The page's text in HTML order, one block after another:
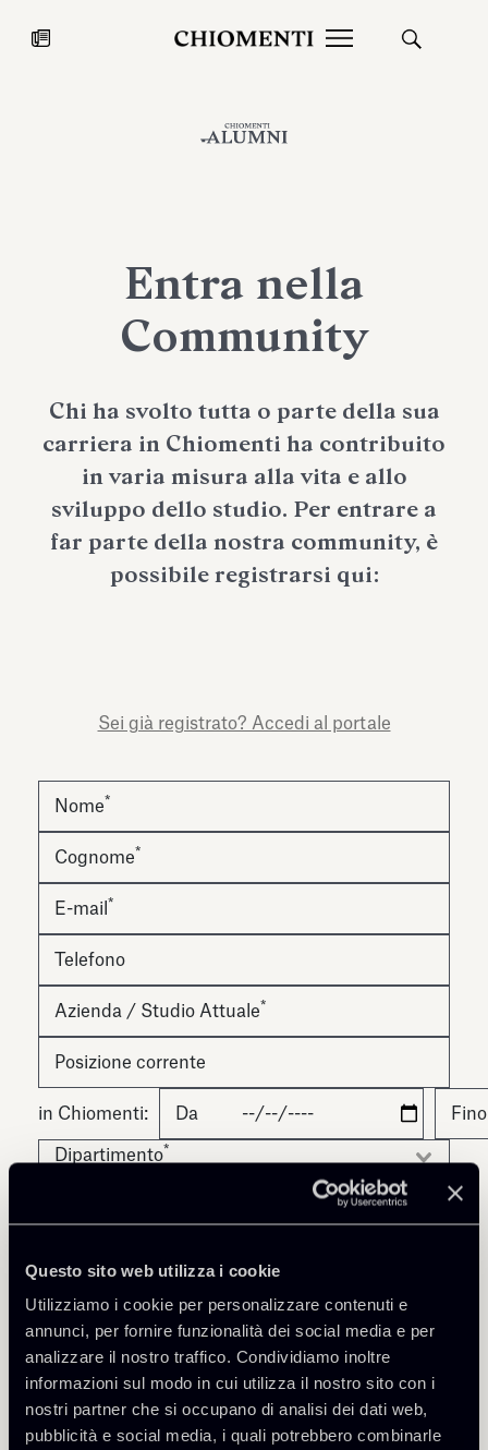
Questo sito web utilizza i cookie
Utilizziamo i cookie per personalizzare contenuti e
annunci, per fornire funzionalità dei social media e per
analizzare il nostro traffico. Condividiamo inoltre
informazioni sul modo in cui utilizza il nostro sito con i
nostri partner che si occupano di analisi dei dati web,
pubblicità e social media, i quali potrebbero combinarle
27 LUG 2026
Fondazione Torlonia inaugura la
mostra Marmora Romana
ampliando gli spazi espositivi
dell’Antiquarium di Villa Albani
Torlonia
Leggi tutto
Chiomenti
EcoVadis
Entra nella
Community
Chi ha svolto tutta o parte della sua
carriera in Chiomenti ha contribuito
in varia misura alla vita e allo
sviluppo dello studio. Per entrare a
far parte della nostra community, è
possibile registrarsi qui:
Sei già registrato? Accedi al portale
Nome*
Cognome*
E-mail *
Telefono
Azienda / Studio Attuale*
Posizione corrente
in Chiomenti: Da
Dipartimento*
Eventuale socio responsabile
Questo sito è protetto da reCAPTCHA Google Privacy Policy
Termini del servizio
Voglio restare informato sulle novità dello
studio ricevendo le comunicazioni di marketing